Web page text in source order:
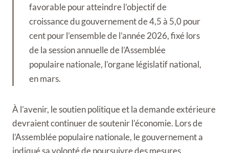
favorable pour atteindre l’objectif de
croissance du gouvernement de 4,5 à 5,0 pour
cent pour l’ensemble de l’année 2026, fixé lors
de la session annuelle de l’Assemblée
populaire nationale, l’organe législatif national,
en mars.
À l’avenir, le soutien politique et la demande extérieure
devraient continuer de soutenir l’économie. Lors de
l’Assemblée populaire nationale, le gouvernement a
indiqué sa volonté de poursuivre des mesures